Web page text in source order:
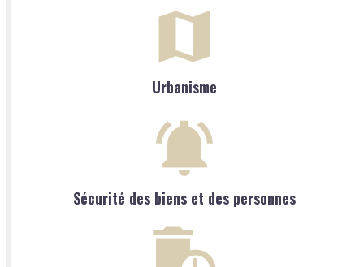
Urbanisme
Sécurité des biens et des personnes